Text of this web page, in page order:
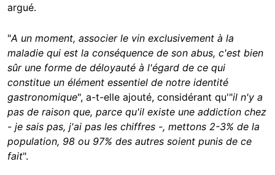
argué.
"A un moment, associer le vin exclusivement à la
maladie qui est la conséquence de son abus, c'est bien
sûr une forme de déloyauté à l'égard de ce qui
constitue un élément essentiel de notre identité
gastronomique", a-t-elle ajouté, considérant qu'"il n'y a
pas de raison que, parce qu'il existe une addiction chez
- je sais pas, j'ai pas les chiffres -, mettons 2-3% de la
population, 98 ou 97% des autres soient punis de ce
fait".